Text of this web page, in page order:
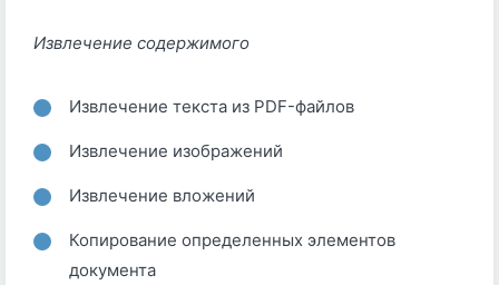
Извлечение содержимого
Извлечение текста из PDF-файлов
Извлечение изображений
Извлечение вложений
Копирование определенных элементов
документа